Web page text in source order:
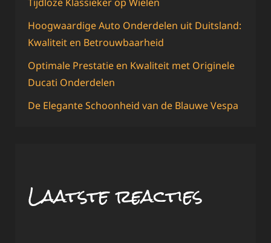
Hoogwaardige Auto Onderdelen uit Duitsland:
Kwaliteit en Betrouwbaarheid
Optimale Prestatie en Kwaliteit met Originele
Ducati Onderdelen
De Elegante Schoonheid van de Blauwe Vespa
Laatste reacties